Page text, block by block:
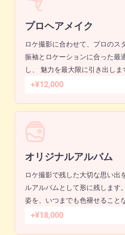
プロヘアメイク
ロケ撮影に合わせて、プロのス
振袖とロケーションに合った最
し、 魅力を最大限に引き出しま
+¥12,000
オリジナルアルバム
ロケ撮影で残した大切な思い出
ルアルバムとして形に残します
姿を、いつまでも色褪せること
+¥18,000